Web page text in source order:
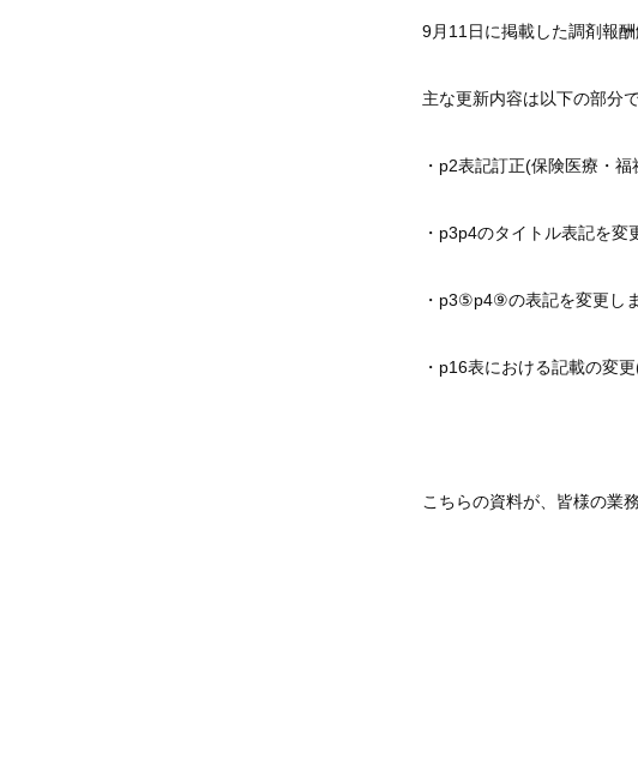
9月11日に掲載した調剤報
主な更新内容は以下の部分で
・p2表記訂正(保険医療・
・p3p4のタイトル表記を
・p3⑤p4⑨の表記を変更し
・p16表における記載の変
こちらの資料が、皆様の業